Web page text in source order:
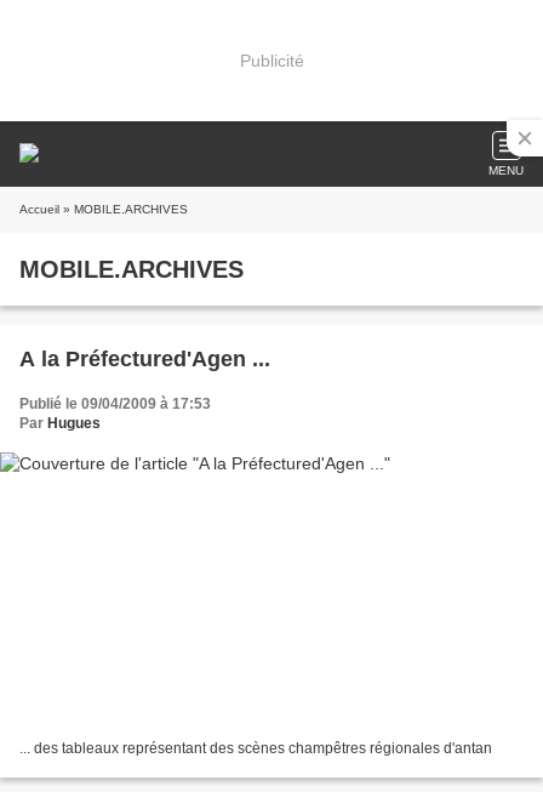
Publicité
MENU
Accueil » MOBILE.ARCHIVES
MOBILE.ARCHIVES
A la Préfectured'Agen ...
Publié le 09/04/2009 à 17:53
Par Hugues
... des tableaux représentant des scènes champêtres régionales d'antan